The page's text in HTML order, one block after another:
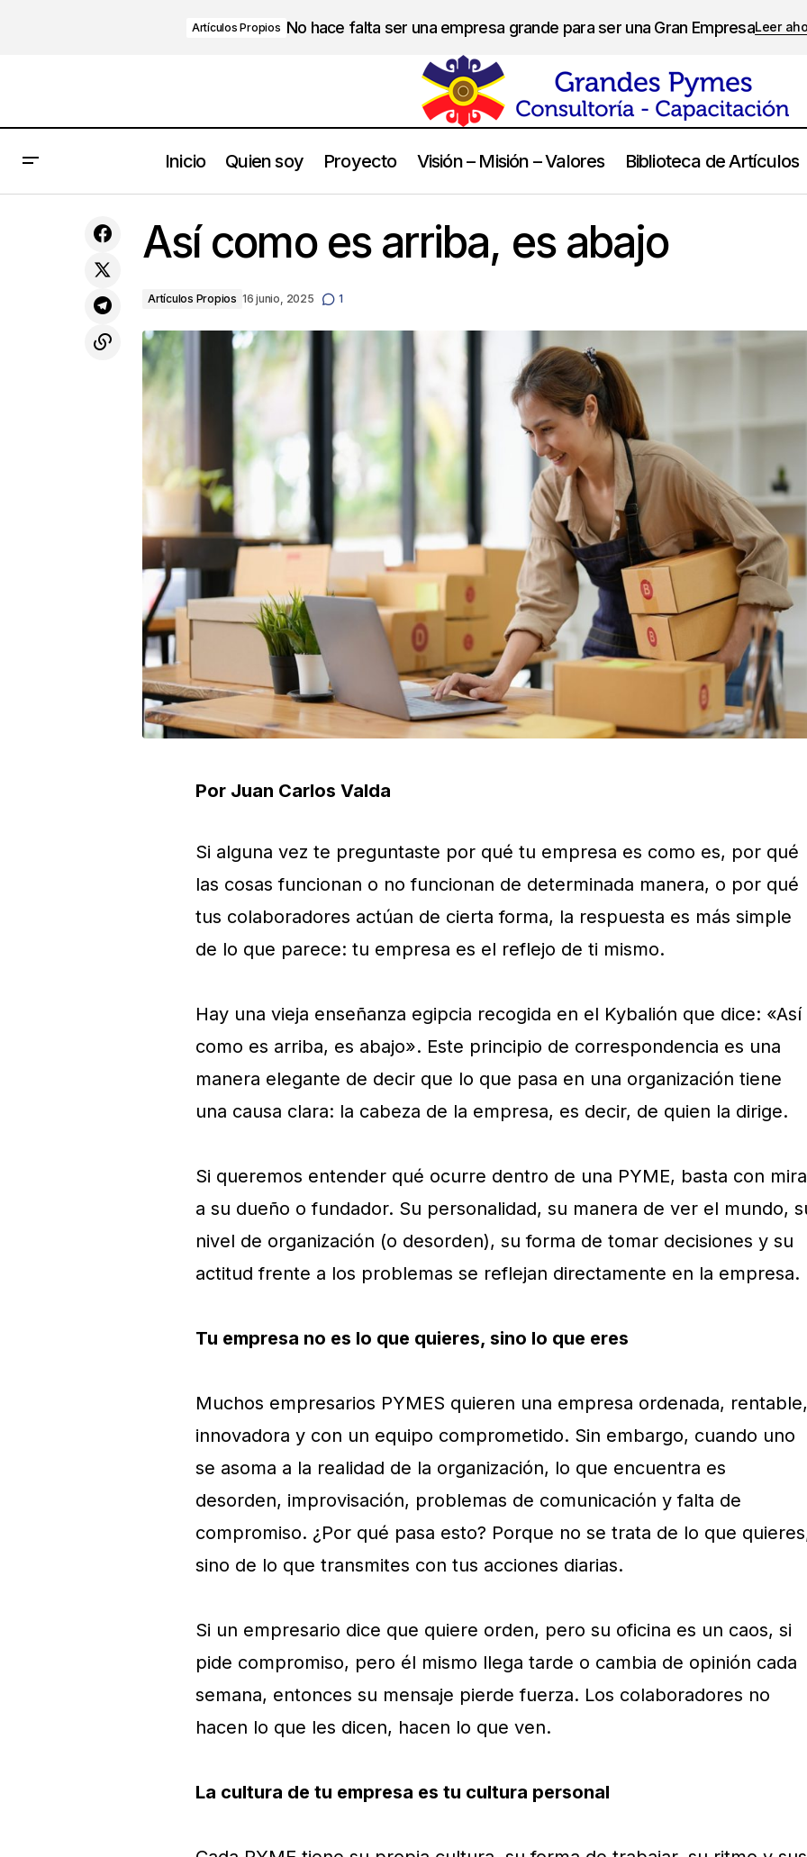
Artículos Propios No hace falta ser una empresa grande para ser una Gran EmpresaLeer
Inicio Quien soy Proyecto Visión – Misión – Valores Biblioteca de Artículos
impidan distinguir el bosque de los
árboles!
Así como es arriba, es abajo
Así como es arriba, es abajo
Artículos Propios 16 junio, 2025 1
Por Juan Carlos Valda
Si alguna vez te preguntaste por qué tu empresa es como es, por qué
las cosas funcionan o no funcionan de determinada manera, o por qué
tus colaboradores actúan de cierta forma, la respuesta es más simple
de lo que parece: tu empresa es el reflejo de ti mismo.
Hay una vieja enseñanza egipcia recogida en el Kybalión que dice: «Así
como es arriba, es abajo». Este principio de correspondencia es una
manera elegante de decir que lo que pasa en una organización tiene
una causa clara: la cabeza de la empresa, es decir, de quien la dirige.
Si queremos entender qué ocurre dentro de una PYME, basta con
a su dueño o fundador. Su personalidad, su manera de ver el mundo,
nivel de organización (o desorden), su forma de tomar decisiones y su
actitud frente a los problemas se reflejan directamente en la empresa.
Tu empresa no es lo que quieres, sino lo que eres
Muchos empresarios PYMES quieren una empresa ordenada, rentable,
innovadora y con un equipo comprometido. Sin embargo, cuando uno
se asoma a la realidad de la organización, lo que encuentra es
desorden, improvisación, problemas de comunicación y falta de
compromiso. ¿Por qué pasa esto? Porque no se trata de lo que
sino de lo que transmites con tus acciones diarias.
Si un empresario dice que quiere orden, pero su oficina es un caos, si
pide compromiso, pero él mismo llega tarde o cambia de opinión cada
semana, entonces su mensaje pierde fuerza. Los colaboradores no
hacen lo que les dicen, hacen lo que ven.
La cultura de tu empresa es tu cultura personal